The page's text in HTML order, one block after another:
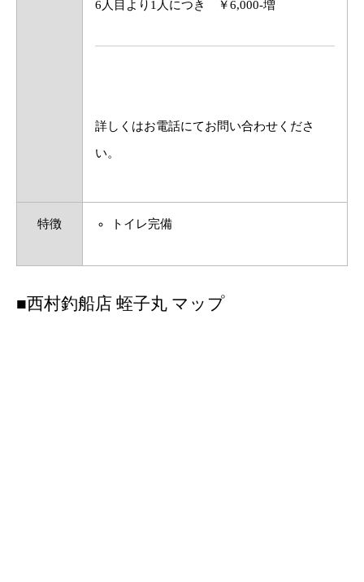
6人目より1人につき ￥6,000-増
詳しくはお電話にてお問い合わせくださ
い。
特徴 トイレ完備
■西村釣船店 蛭子丸 マップ